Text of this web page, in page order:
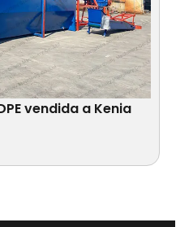
vendida a Kenia